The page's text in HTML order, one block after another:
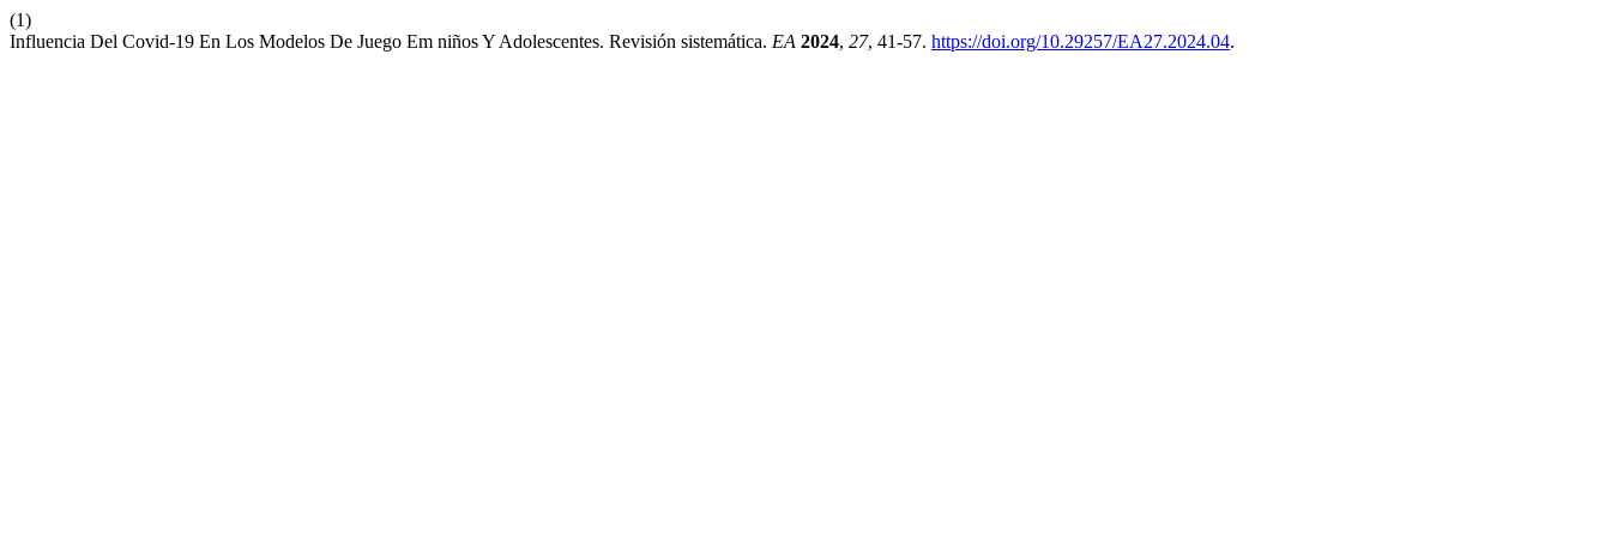
(1)
Influencia Del Covid-19 En Los Modelos De Juego Em niños Y Adolescentes. Revisión sistemática. EA 2024, 27, 41-57. https://doi.org/10.29257/EA27.2024.04.